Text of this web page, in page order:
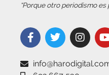
“Porque otro periodismo es